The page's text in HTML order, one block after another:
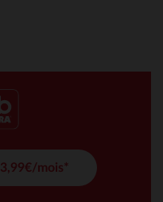
3,99€/mois*